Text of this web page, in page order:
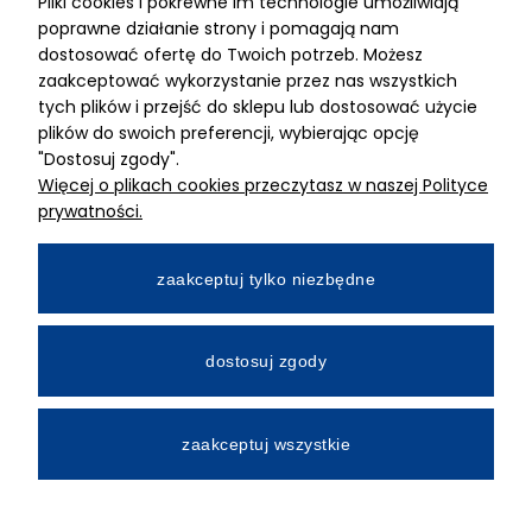
ADRES
MIMARI sp z o.o.
ul. Kurkowa 12
50-210 Wrocław
Dane rejestracyjne
NIP:8982325327
Wpłacony w całości
Numer konta bankowego
All Rights Reserved © 2026 Mimari.com.pl
poprawne działanie strony i pomagają nam
dostosować ofertę do Twoich potrzeb. Możesz
zaakceptować wykorzystanie przez nas wszystkich
tych plików i przejść do sklepu lub dostosować użycie
plików do swoich preferencji, wybierając opcję
"Dostosuj zgody".
Więcej o plikach cookies przeczytasz w naszej Polityce
prywatności.
zaakceptuj tylko niezbędne
dostosuj zgody
zaakceptuj wszystkie